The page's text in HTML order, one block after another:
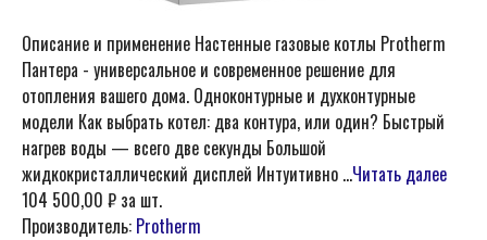
Описание и применение Настенные газовые котлы Protherm
Пантера - универсальное и современное решение для
отопления вашего дома. Одноконтурные и духконтурные
модели Как выбрать котел: два контура, или один? Быстрый
нагрев воды — всего две секунды Большой
жидкокристаллический дисплей Интуитивно ...Читать далее
104 500,00 ₽ за шт.
Производитель: Protherm